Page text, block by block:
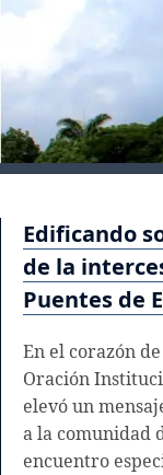
Edificando
de la
Puentes de
En el corazón
Oración
elevó un
a la comunidad
encuentro